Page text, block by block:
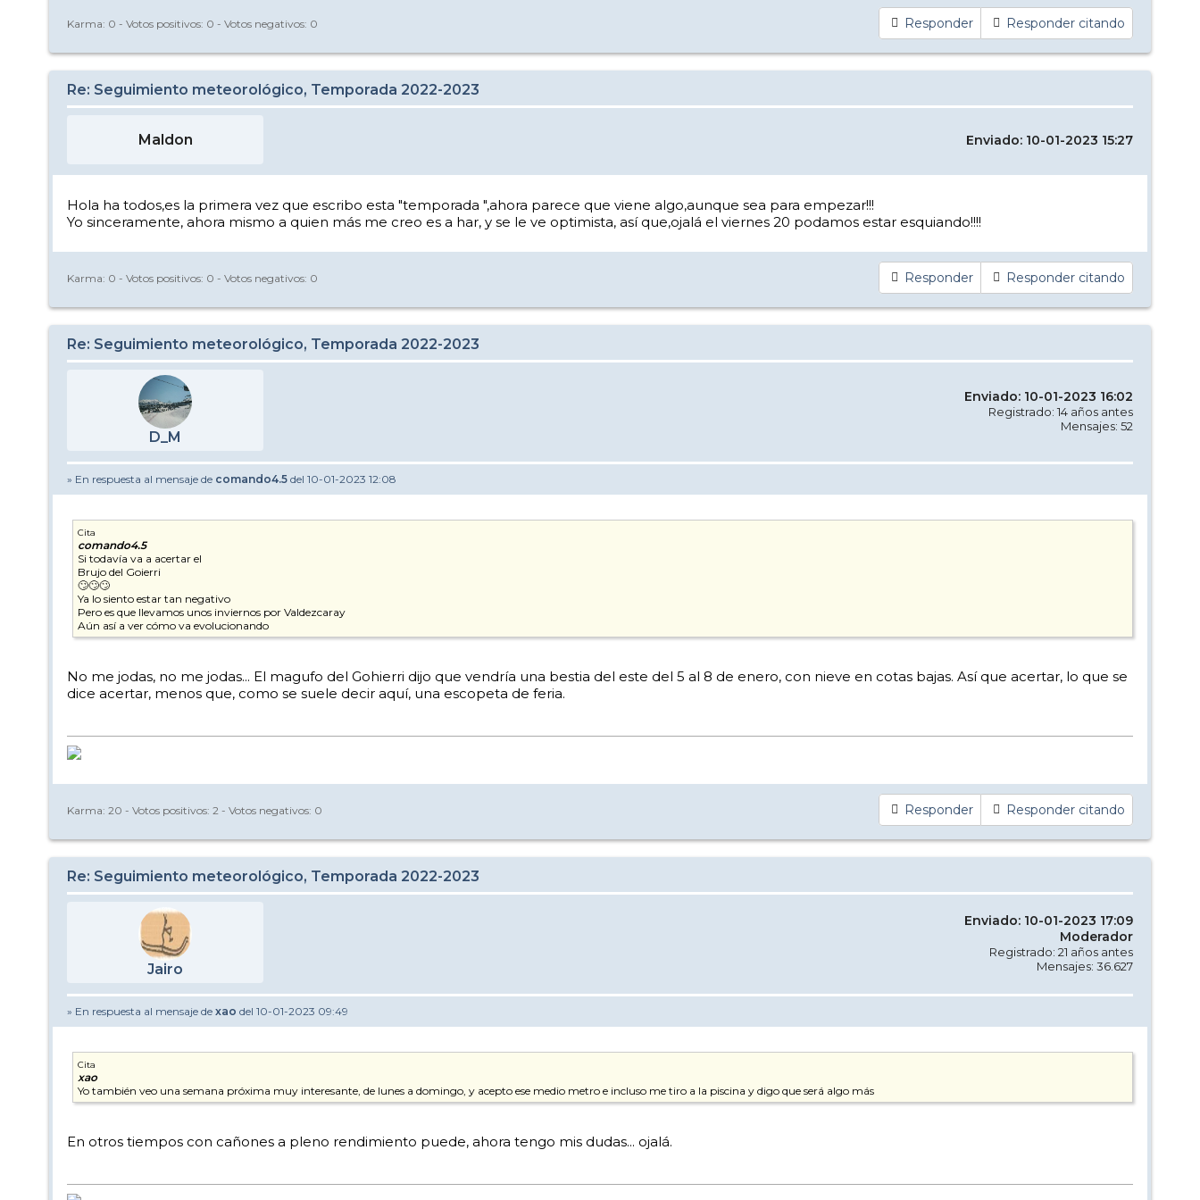
Responder Responder citando
Karma: 0 - Votos positivos: 0 - Votos negativos: 0
Re: Seguimiento meteorológico, Temporada 2022-2023
Maldon Enviado: 10-01-2023 15:27
Hola ha todos,es la primera vez que escribo esta "temporada ",ahora parece que viene algo,aunque sea para empezar!!!
Yo sinceramente, ahora mismo a quien más me creo es a har, y se le ve optimista, así que,ojalá el viernes 20 podamos estar esquiando!!!!
Responder Responder citando
Karma: 0 - Votos positivos: 0 - Votos negativos: 0
Re: Seguimiento meteorológico, Temporada 2022-2023
D_M
Enviado: 10-01-2023 16:02
Registrado: 14 años antes
Mensajes: 52
» En respuesta al mensaje de comando4.5 del 10-01-2023 12:08
Cita
comando4.5
Si todavía va a acertar el
Brujo del Goierri
🙄🙄🙄
Ya lo siento estar tan negativo
Pero es que llevamos unos inviernos por Valdezcaray
Aún así a ver cómo va evolucionando
No me jodas, no me jodas... El magufo del Gohierri dijo que vendría una bestia del este del 5 al 8 de enero, con nieve en cotas bajas. Así que acertar, lo que se
dice acertar, menos que, como se suele decir aquí, una escopeta de feria.
Responder Responder citando
Karma: 20 - Votos positivos: 2 - Votos negativos: 0
Re: Seguimiento meteorológico, Temporada 2022-2023
Jairo
Enviado: 10-01-2023 17:09
Moderador
Registrado: 21 años antes
Mensajes: 36.627
» En respuesta al mensaje de xao del 10-01-2023 09:49
Cita
xao
Yo también veo una semana próxima muy interesante, de lunes a domingo, y acepto ese medio metro e incluso me tiro a la piscina y digo que será algo más
En otros tiempos con cañones a pleno rendimiento puede, ahora tengo mis dudas... ojalá.